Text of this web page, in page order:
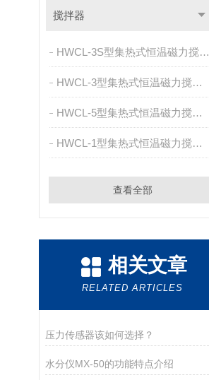
搅拌器
HWCL-3S型集热式恒温磁力搅拌浴
HWCL-3型集热式恒温磁力搅拌浴
HWCL-5型集热式恒温磁力搅拌浴
HWCL-1型集热式恒温磁力搅拌浴
查看全部
相关文章
RELATED ARTICLES
压力传感器该如何选择？
水分仪MX-50的功能特点介绍